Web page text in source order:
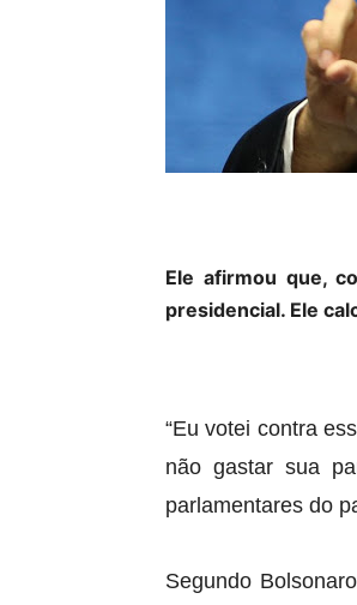
Ele afirmou que,
presidencial. Ele
“Eu votei contra
não gastar sua
parlamentares do
Segundo